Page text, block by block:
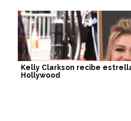
Kelly Clarkson recibe
Hollywood